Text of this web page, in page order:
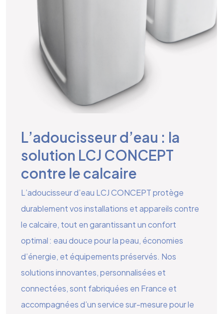
L’adoucisseur d’eau : la
solution LCJ CONCEPT
contre le calcaire
L’adoucisseur d’eau LCJ CONCEPT protège
durablement vos installations et appareils contre
le calcaire, tout en garantissant un confort
optimal : eau douce pour la peau, économies
d’énergie, et équipements préservés. Nos
solutions innovantes, personnalisées et
connectées, sont fabriquées en France et
accompagnées d’un service sur-mesure pour le